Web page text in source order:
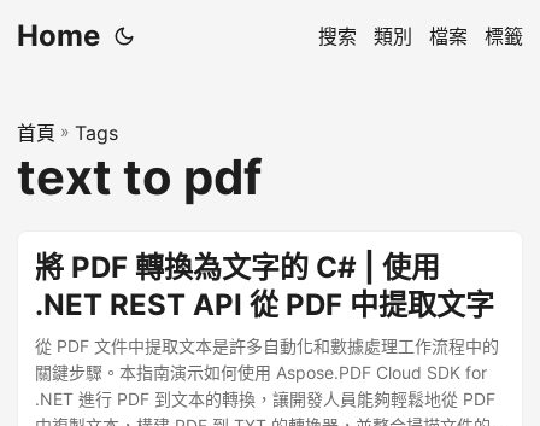
Home 搜索 類別 檔案 標籤
首頁 » Tags
text to pdf
將 PDF 轉換為文字的 C# | 使用
.NET REST API 從 PDF 中提取文字
從 PDF 文件中提取文本是許多自動化和數據處理工作流程中的
關鍵步驟。本指南演示如何使用 Aspose.PDF Cloud SDK for
.NET 進行 PDF 到文本的轉換，讓開發人員能夠輕鬆地從 PDF